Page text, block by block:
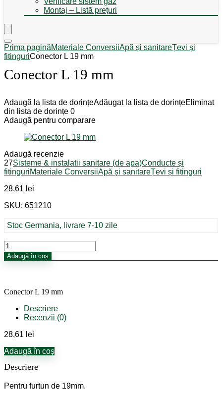
Montaj – Listă prețuri
Prima paginăMateriale ConversiiApă și sanitareȚevi și
fitinguriConector L 19 mm
Conector L 19 mm
Adaugă la lista de dorințeAdăugat la lista de dorințeEliminat
din lista de dorințe 0
Adaugă pentru comparare
Adaugă recenzie
27Sisteme & instalatii sanitare (de apa)Conducte și
fitinguriMateriale ConversiiApă și sanitareȚevi și fitinguri
28,61 lei
SKU: 651210
Stoc Germania, livrare 7-10 zile
Cantitate
Conector
L
Adaugă în coș
Conector L 19 mm
Descriere
Recenzii (0)
28,61 lei
Adaugă în coș
Descriere
Pentru furtun de 19mm.